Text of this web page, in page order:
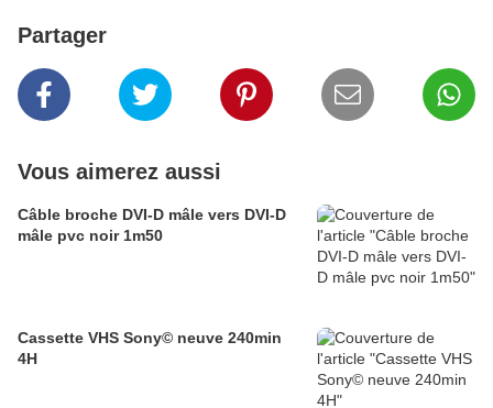
Partager
Vous aimerez aussi
Câble broche DVI-D mâle vers DVI-D
mâle pvc noir 1m50
Cassette VHS Sony© neuve 240min
4H